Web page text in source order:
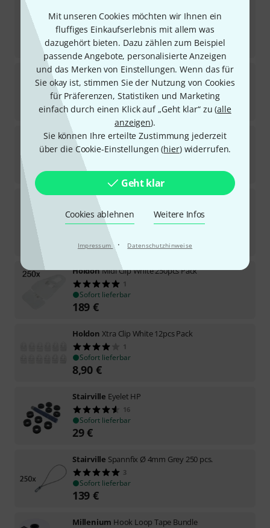
Mit unseren Cookies möchten wir Ihnen ein
fluffiges Einkaufserlebnis mit allem was
dazugehört bieten. Dazu zählen zum Beispiel
passende Angebote, personalisierte Anzeigen
und das Merken von Einstellungen. Wenn das für
Sie okay ist, stimmen Sie der Nutzung von Cookies
für Präferenzen, Statistiken und Marketing
einfach durch einen Klick auf „Geht klar“ zu (alle
anzeigen).
Sie können Ihre erteilte Zustimmung jederzeit
über die Cookie-Einstellungen (hier) widerrufen.
Geht klar
Cookies ablehnen Weitere Infos
Impressum · Datenschutzhinweise
12
Sofort lieferbar
29€
29€ / l
Holdon Mini Clip White 250pcs Pack
29
Sofort lieferbar
149€
Stairville Spannfix XL Ø 6mm grey 12 pcs
4
Sofort lieferbar
13,90€
MilleniumLoop Tape 25
6
Sofort lieferbar
0,28€/ m
HoldonMidi Clip White 250pcs Pack
1
Sofort lieferbar
189 €
Holdon Xtra Clip White 12pcs Pack
1
Sofort lieferbar
8,90 €
Stairville Eyelet HP
16
Sofort lieferbar
29€
Stairville Spannfix Ø 4mm Grey 250 pcs.
3
Sofort lieferbar
139 €
Millenium Hook Loop Tape Bundle